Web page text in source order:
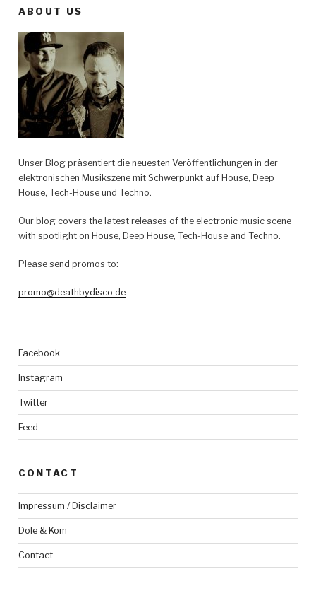
ABOUT US
Unser Blog präsentiert die neuesten Veröffentlichungen in der
elektronischen Musikszene mit Schwerpunkt auf House, Deep
House, Tech-House und Techno.
Our blog covers the latest releases of the electronic music scene
with spotlight on House, Deep House, Tech-House and Techno.
Please send promos to:
promo@deathbydisco.de
Facebook
Instagram
Twitter
Feed
CONTACT
Impressum / Disclaimer
Dole & Kom
Contact